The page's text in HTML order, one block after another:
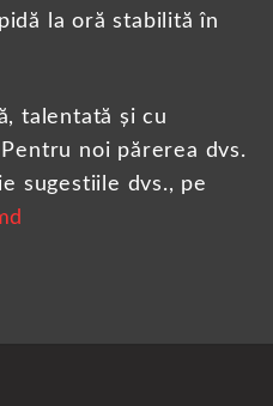
la oră stabilită în
talentată și cu
noi părerea dvs.
sugestiile dvs., pe